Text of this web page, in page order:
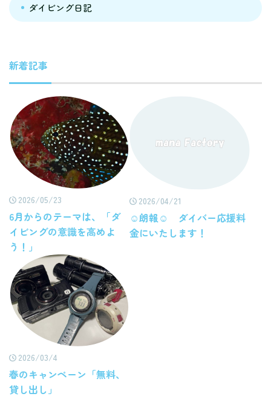
ダイビング日記
新着記事
2026/05/23
6月からのテーマは、「ダ
イビングの意識を高めよ
う！」
2026/04/21
☺朗報☺ ダイバー応援料
金にいたします！
2026/03/4
春のキャンペーン「無料、
貸し出し」